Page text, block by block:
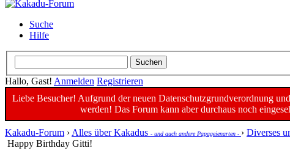
Suche
Hilfe
Hallo, Gast! Anmelden Registrieren
Liebe Besucher! Aufgrund der neuen Datenschutzgrundverordnung
werden! Das Forum kann aber durchaus noch
Kakadu-Forum › Alles über Kakadus - und auch andere Papageienarten - › Diverses
Happy Birthday Gitti!